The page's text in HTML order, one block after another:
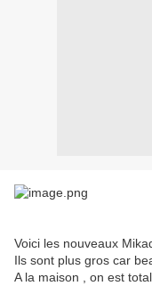
Voici les nouveaux
Ils sont plus gros car
A la maison , on est